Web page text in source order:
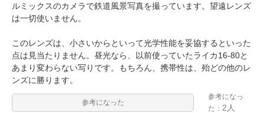
ルミックスのカメラで鉄道風景写真を撮っています。望遠レンズ
は一切使いません。
このレンズは、小さいからといって光学性能を妥協するといった
点は見当たりません。昼光なら、以前使っていたライカ16-80と
あまり変わらない写りです。もちろん、携帯性は、殆どの他のレ
ンズに勝ります。
参考になった
参考になっ
た：2人